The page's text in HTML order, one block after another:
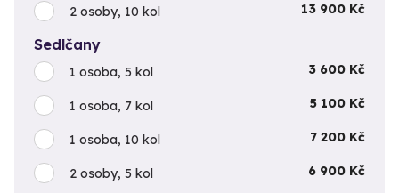
2 osoby, 10 kol 13 900 Kč
Sedlčany
1 osoba, 5 kol 3 600 Kč
1 osoba, 7 kol 5 100 Kč
1 osoba, 10 kol 7 200 Kč
2 osoby, 5 kol 6 900 Kč